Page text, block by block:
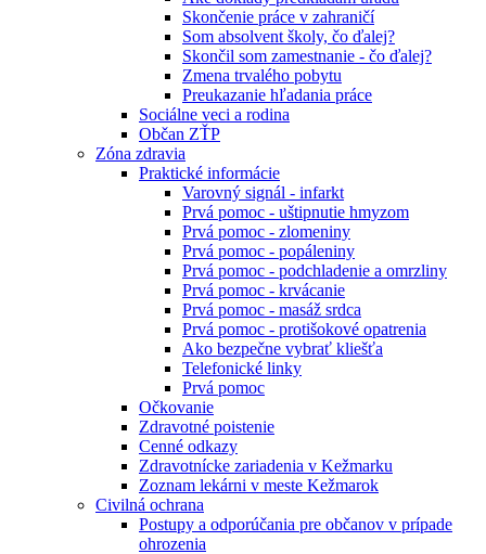
Skončenie práce v zahraničí
Som absolvent školy, čo ďalej?
Skončil som zamestnanie - čo ďalej?
Zmena trvalého pobytu
Preukazanie hľadania práce
Sociálne veci a rodina
Občan ZŤP
Zóna zdravia
Praktické informácie
Varovný signál - infarkt
Prvá pomoc - uštipnutie hmyzom
Prvá pomoc - zlomeniny
Prvá pomoc - popáleniny
Prvá pomoc - podchladenie a omrzliny
Prvá pomoc - krvácanie
Prvá pomoc - masáž srdca
Prvá pomoc - protišokové opatrenia
Ako bezpečne vybrať kliešťa
Telefonické linky
Prvá pomoc
Očkovanie
Zdravotné poistenie
Cenné odkazy
Zdravotnícke zariadenia v Kežmarku
Zoznam lekárni v meste Kežmarok
Civilná ochrana
Postupy a odporúčania pre občanov v prípade
ohrozenia